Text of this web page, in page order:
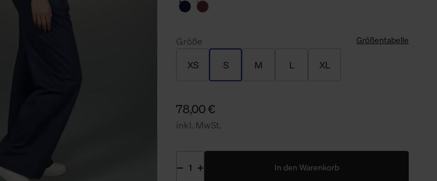
Größe Größentabelle
XS S M L XL
78,00 €
inkl. MwSt.
In den Warenkorb